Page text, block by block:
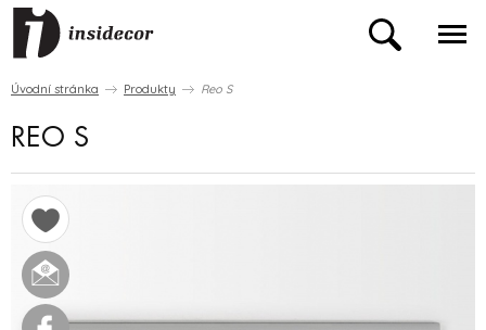
Úvodní stránka Produkty Reo S
REO S